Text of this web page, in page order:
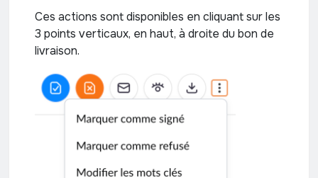
Ces actions sont disponibles en cliquant sur les
3 points verticaux, en haut, à droite du bon de
livraison.